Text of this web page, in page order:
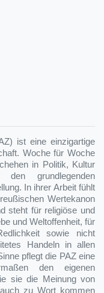
ist eine einzigartige
Woche für Woche
in Politik, Kultur
grundlegenden
In ihrer Arbeit fühlt
Wertekanon
steht für religiöse und
und Weltoffenheit, für
sowie nicht
Handeln in allen
pflegt die PAZ eine
den eigenen
sie die Meinung von
zu Wort kommen